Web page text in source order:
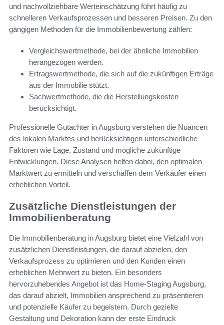
und nachvollziehbare Werteinschätzung führt häufig zu
schnelleren Verkaufsprozessen und besseren Preisen. Zu den
gängigen Methoden für die Immobilienbewertung zählen:
Vergleichswertmethode, bei der ähnliche Immobilien
herangezogen werden.
Ertragswertmethode, die sich auf die zukünftigen Erträge
aus der Immobilie stützt.
Sachwertmethode, die die Herstellungskosten
berücksichtigt.
Professionelle Gutachter in Augsburg verstehen die Nuancen
des lokalen Marktes und berücksichtigen unterschiedliche
Faktoren wie Lage, Zustand und mögliche zukünftige
Entwicklungen. Diese Analysen helfen dabei, den optimalen
Marktwert zu ermitteln und verschaffen dem Verkäufer einen
erheblichen Vorteil.
Zusätzliche Dienstleistungen der
Immobilienberatung
Die Immobilienberatung in Augsburg bietet eine Vielzahl von
zusätzlichen Dienstleistungen, die darauf abzielen, den
Verkaufsprozess zu optimieren und den Kunden einen
erheblichen Mehrwert zu bieten. Ein besonders
hervorzuhebendes Angebot ist das Home-Staging Augsburg,
das darauf abzielt, Immobilien ansprechend zu präsentieren
und potenzielle Käufer zu begeistern. Durch gezielte
Gestaltung und Dekoration kann der erste Eindruck